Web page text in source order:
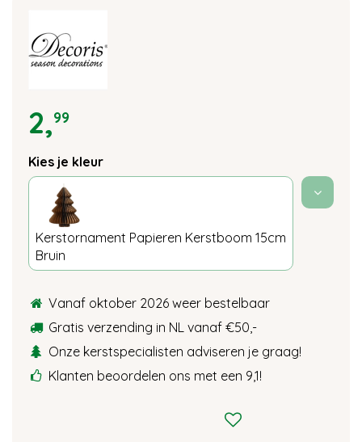
2,99
Kies je kleur
Kerstornament Papieren Kerstboom 15cm
Bruin
Vanaf oktober 2026 weer bestelbaar
Gratis verzending in NL vanaf €50,-
Onze kerstspecialisten adviseren je graag!
Klanten beoordelen ons met een 9,1!